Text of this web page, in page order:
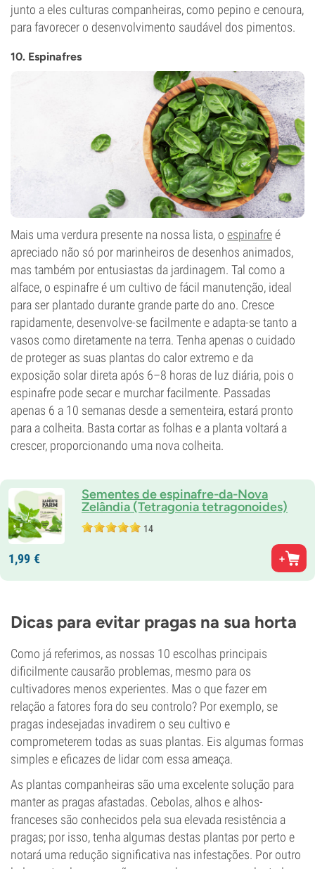
junto a eles culturas companheiras, como pepino e cenoura,
para favorecer o desenvolvimento saudável dos pimentos.
10. Espinafres
Mais uma verdura presente na nossa lista, o espinafreé
apreciado não só por marinheiros de desenhos animados,
mas também por entusiastas da jardinagem. Tal como a
alface, o espinafre é um cultivo de fácil manutenção, ideal
para ser plantado durante grande parte do ano. Cresce
rapidamente, desenvolve-se facilmente e adapta-se tanto a
vasos como diretamente na terra. Tenha apenas o cuidado
de proteger as suas plantas do calor extremo e da
exposição solar direta após 6–8 horas de luz diária, pois o
espinafre pode secar e murchar facilmente. Passadas
apenas 6 a 10 semanas desde a sementeira, estará pronto
para a colheita. Basta cortar as folhas e a planta voltará a
crescer, proporcionando uma nova colheita.
Sementes de espinafre-da-Nova
Zelândia (Tetragonia tetragonoides)
14
1,99 €
Dicas para evitar pragas na sua horta
Como já referimos, as nossas 10 escolhas principais
dificilmente causarão problemas, mesmo para os
cultivadores menos experientes. Mas o que fazer em
relação a fatores fora do seu controlo? Por exemplo, se
pragas indesejadas invadirem o seu cultivo e
comprometerem todas as suas plantas. Eis algumas formas
simples e eficazes de lidar com essa ameaça.
As plantas companheiras são uma excelente solução para
manter as pragas afastadas. Cebolas, alhos e alhos-
franceses são conhecidos pela sua elevada resistência a
pragas; por isso, tenha algumas destas plantas por perto e
notará uma redução significativa nas infestações. Por outro